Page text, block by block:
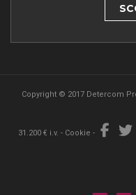
Copyright © 2017 Detercom
31.200 € i.v. - Cookie -